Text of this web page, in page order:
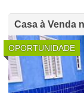
Casa à Venda
OPORTUNIDADE